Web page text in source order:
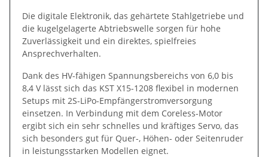
Die digitale Elektronik, das gehärtete Stahlgetriebe und
die kugelgelagerte Abtriebswelle sorgen für hohe
Zuverlässigkeit und ein direktes, spielfreies
Ansprechverhalten.
Dank des HV-fähigen Spannungsbereichs von 6,0 bis
8,4 V lässt sich das KST X15-1208 flexibel in modernen
Setups mit 2S-LiPo-Empfängerstromversorgung
einsetzen. In Verbindung mit dem Coreless-Motor
ergibt sich ein sehr schnelles und kräftiges Servo, das
sich besonders gut für Quer-, Höhen- oder Seitenruder
in leistungsstarken Modellen eignet.